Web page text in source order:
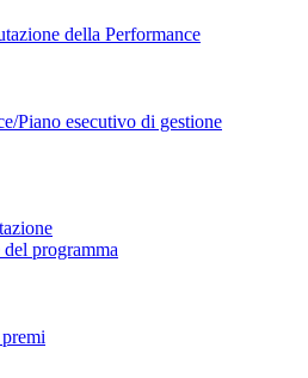
della Performance
Piano esecutivo di gestione
programma